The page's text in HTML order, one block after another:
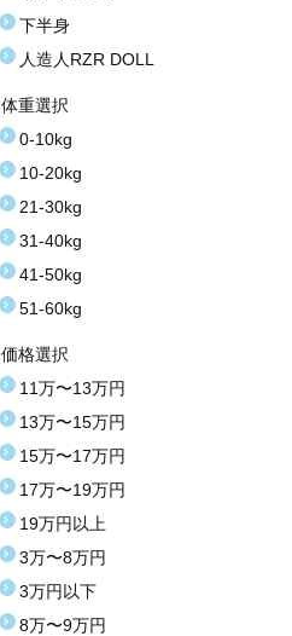
下半身
人造人RZR DOLL
体重選択
0-10kg
10-20kg
21-30kg
31-40kg
41-50kg
51-60kg
価格選択
11万〜13万円
13万〜15万円
15万〜17万円
17万〜19万円
19万円以上
3万〜8万円
3万円以下
8万〜9万円